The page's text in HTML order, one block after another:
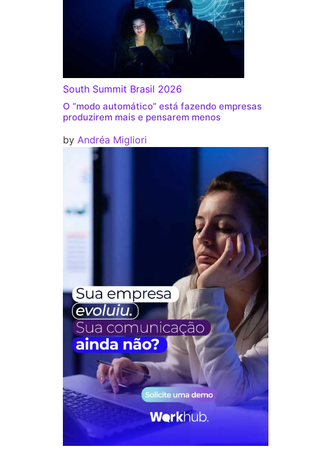
South Summit Brasil 2026
O “modo automático” está fazendo empresas
produzirem mais e pensarem menos
by Andréa Migliori